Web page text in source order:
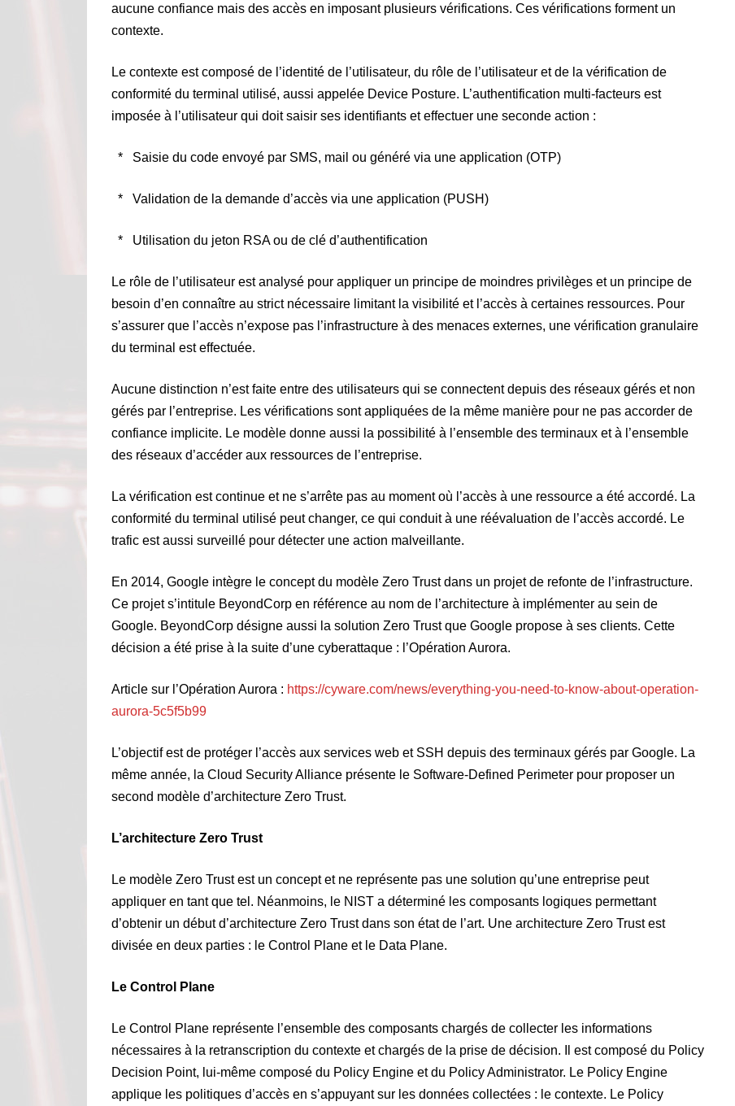
aucune confiance mais des accès en imposant plusieurs vérifications. Ces vérifications forment un
contexte.
Le contexte est composé de l’identité de l’utilisateur, du rôle de l’utilisateur et de la vérification de
conformité du terminal utilisé, aussi appelée Device Posture. L’authentification multi-facteurs est
imposée à l’utilisateur qui doit saisir ses identifiants et effectuer une seconde action :
* Saisie du code envoyé par SMS, mail ou généré via une application (OTP)
* Validation de la demande d’accès via une application (PUSH)
* Utilisation du jeton RSA ou de clé d’authentification
Le rôle de l’utilisateur est analysé pour appliquer un principe de moindres privilèges et un principe de
besoin d’en connaître au strict nécessaire limitant la visibilité et l’accès à certaines ressources. Pour
s’assurer que l’accès n’expose pas l’infrastructure à des menaces externes, une vérification granulaire
du terminal est effectuée.
Aucune distinction n’est faite entre des utilisateurs qui se connectent depuis des réseaux gérés et non
gérés par l’entreprise. Les vérifications sont appliquées de la même manière pour ne pas accorder de
confiance implicite. Le modèle donne aussi la possibilité à l’ensemble des terminaux et à l’ensemble
des réseaux d’accéder aux ressources de l’entreprise.
La vérification est continue et ne s’arrête pas au moment où l’accès à une ressource a été accordé. La
conformité du terminal utilisé peut changer, ce qui conduit à une réévaluation de l’accès accordé. Le
trafic est aussi surveillé pour détecter une action malveillante.
En 2014, Google intègre le concept du modèle Zero Trust dans un projet de refonte de l’infrastructure.
Ce projet s’intitule BeyondCorp en référence au nom de l’architecture à implémenter au sein de
Google. BeyondCorp désigne aussi la solution Zero Trust que Google propose à ses clients. Cette
décision a été prise à la suite d’une cyberattaque : l’Opération Aurora.
Article sur l’Opération Aurora : https://cyware.com/news/everything-you-need-to-know-about-operation-
aurora-5c5f5b99
L’objectif est de protéger l’accès aux services web et SSH depuis des terminaux gérés par Google. La
même année, la Cloud Security Alliance présente le Software-Defined Perimeter pour proposer un
second modèle d’architecture Zero Trust.
L’architecture Zero Trust
Le modèle Zero Trust est un concept et ne représente pas une solution qu’une entreprise peut
appliquer en tant que tel. Néanmoins, le NIST a déterminé les composants logiques permettant
d’obtenir un début d’architecture Zero Trust dans son état de l’art. Une architecture Zero Trust est
divisée en deux parties : le Control Plane et le Data Plane.
Le Control Plane
Le Control Plane représente l’ensemble des composants chargés de collecter les informations
nécessaires à la retranscription du contexte et chargés de la prise de décision. Il est composé du Policy
Decision Point, lui-même composé du Policy Engine et du Policy Administrator. Le Policy Engine
applique les politiques d’accès en s’appuyant sur les données collectées : le contexte. Le Policy